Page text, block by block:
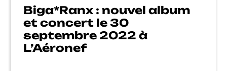
Biga*Ranx : nouvel album
et concert le 30
septembre 2022 à
L’Aéronef